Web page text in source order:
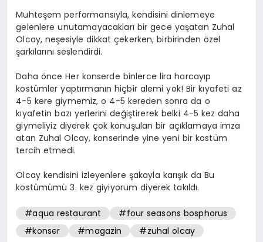
Muhteşem performansıyla, kendisini dinlemeye
gelenlere unutamayacakları bir gece yaşatan Zuhal
Olcay, neşesiyle dikkat çekerken, birbirinden özel
şarkılarını seslendirdi.
Daha önce Her konserde binlerce lira harcayıp
kostümler yaptırmanın hiçbir alemi yok! Bir kıyafeti az
4-5 kere giymemiz, o 4-5 kereden sonra da o
kıyafetin bazı yerlerini değiştirerek belki 4-5 kez daha
giymeliyiz diyerek çok konuşulan bir açıklamaya imza
atan Zuhal Olcay, konserinde yine yeni bir kostüm
tercih etmedi.
Olcay kendisini izleyenlere şakayla karışık da Bu
kostümümü 3. kez giyiyorum diyerek takıldı.
#aqua restaurant
#four seasons bosphorus
#konser
#magazin #zuhal olcay